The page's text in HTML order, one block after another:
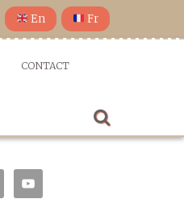
En Fr
CONTACT